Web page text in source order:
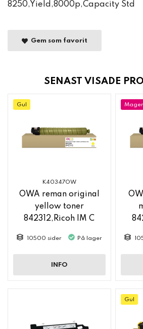
8250,Yield,8000p,Capacity Std
Gem som favorit
SENAST VISADE
Gul
K40347OW
OWA reman original
yellow toner
842312,Ricoh IM C
10500 sider På lager
INFO
Gul